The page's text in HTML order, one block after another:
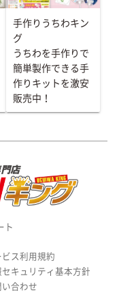
手作りうちわキン
グ
うちわを手作りで
簡単製作できる手
作りキットを激安
販売中！
ト
ビス利用規約
キュリティ基本方針
合わせ